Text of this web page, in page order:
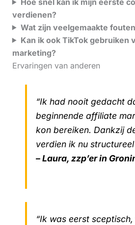
verdienen?
Wat zijn veelgemaakte
Kan ik ook TikTok gebruiken
marketing?
Ervaringen van anderen
“Ik had nooit gedacht
beginnende affiliate
kon bereiken. Dankzij
verdien ik nu structureel
– Laura, zzp’er in
“Ik was eerst